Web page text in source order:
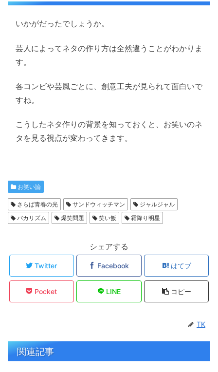
いかがだったでしょうか。
芸人によってネタの作り方は全然違うことがわかりま
す。
各コンビや芸風ごとに、創意工夫が見られて面白いで
すね。
こうしたネタ作りの背景を知っておくと、お笑いのネ
タを見る視点が変わってきます。
お笑い論
さらば青春の光 サンドウィッチマン
ジャルジャル
バカリズム
爆笑問題 笑い飯 霜降り明星
シェアする
Twitter Facebook はてブ
Pocket LINE コピー
TK
関連記事